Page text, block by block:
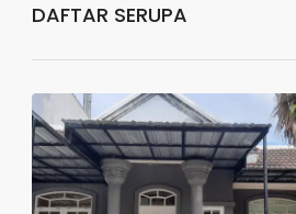
DAFTAR SERUPA